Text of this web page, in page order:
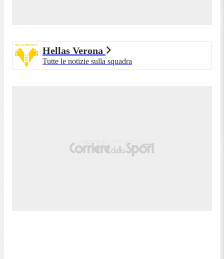
Hellas Verona
Tutte le notizie sulla squadra